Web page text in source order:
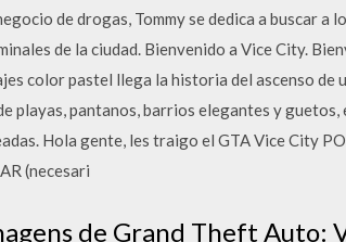
de drogas, Tommy se dedica a buscar a
de la ciudad. Bienvenido a Vice City.
color pastel llega la historia del ascenso de
playas, pantanos, barrios elegantes y
Hola gente, les traigo el GTA Vice City
(necesari
de Grand Theft Auto: